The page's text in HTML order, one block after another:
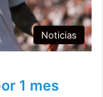
Noticias
1 mes